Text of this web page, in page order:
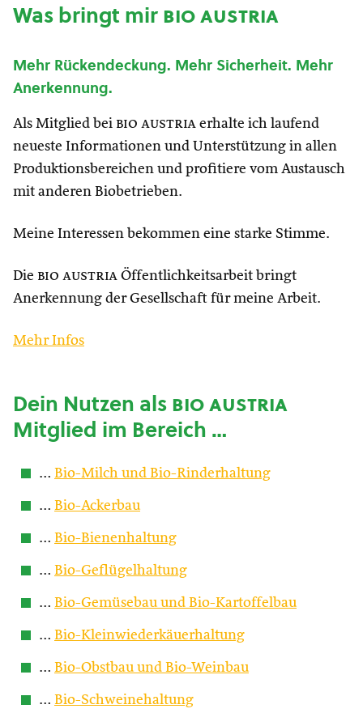
Was bringt mirbio austria
Mehr Rückendeckung. Mehr Sicherheit. Mehr
Anerkennung.
Als Mitglied bei bio austria erhalte ich laufend
neueste Informationen und Unterstützung in allen
Produktionsbereichen und profitiere vom Austausch
mit anderen Biobetrieben.
Meine Interessen bekommen eine starke Stimme.
Die bio austria Öffentlichkeitsarbeit bringt
Anerkennung der Gesellschaft für meine Arbeit.
Mehr Infos
Dein Nutzen alsbio austria
Mitglied im Bereich …
… Bio-Milch und Bio-Rinderhaltung
… Bio-Ackerbau
… Bio-Bienenhaltung
… Bio-Geflügelhaltung
… Bio-Gemüsebau und Bio-Kartoffelbau
… Bio-Kleinwiederkäuerhaltung
… Bio-Obstbau und Bio-Weinbau
… Bio-Schweinehaltung